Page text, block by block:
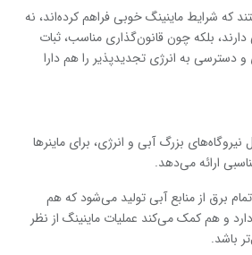
که شرایط ماینینگ خوبی فراهم کرده‌اند، نه
بلکه چون قانون‌گذاری مناسب، ثبات
به انرژی تجدیدپذیر را هم دارا
نیروگاه‌های بزرگ آبی و انرژی، برای ماینرها
ارائه می‌دهد.
تمام برق از منابع آبی تولید می‌شود که هم
و هم کمک می‌کند عملیات ماینینگ از نظر
باشد.